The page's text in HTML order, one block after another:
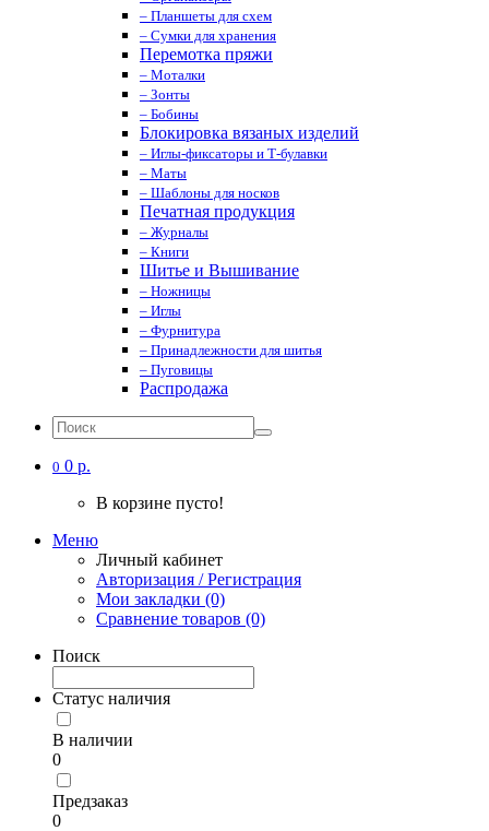
– Планшеты для схем
– Сумки для хранения
Перемотка пряжи
– Моталки
– Зонты
– Бобины
Блокировка вязаных изделий
– Иглы-фиксаторы и Т-булавки
– Маты
– Шаблоны для носков
Печатная продукция
– Журналы
– Книги
Шитье и Вышивание
– Ножницы
– Иглы
– Фурнитура
– Принадлежности для шитья
– Пуговицы
Распродажа
0 0 р.
В корзине пусто!
Меню
Личный кабинет
Авторизация / Регистрация
Мои закладки (0)
Сравнение товаров (0)
Поиск
Статус наличия
В наличии
0
Предзаказ
0